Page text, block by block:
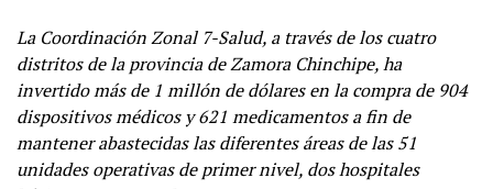
La Coordinación Zonal 7-Salud, a través de los cuatro
distritos de la provincia de Zamora Chinchipe, ha
invertido más de 1 millón de dólares en la compra de 904
dispositivos médicos y 621 medicamentos a fin de
mantener abastecidas las diferentes áreas de las 51
unidades operativas de primer nivel, dos hospitales